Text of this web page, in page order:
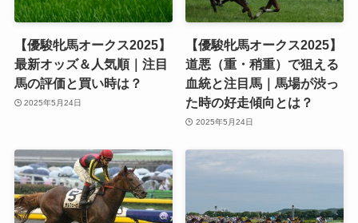
【優駿牝馬オークス2025】
最新オッズ＆人気順｜注目
馬の評価と買い時は？
2025年5月24日
【優駿牝馬オークス2025】
道悪（重・稍重）で狙える
血統と注目馬｜馬場が渋っ
た時の好走傾向とは？
2025年5月24日